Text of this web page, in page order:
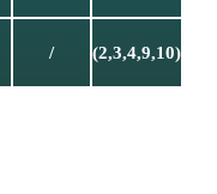
/ (2,3,4,9,10)